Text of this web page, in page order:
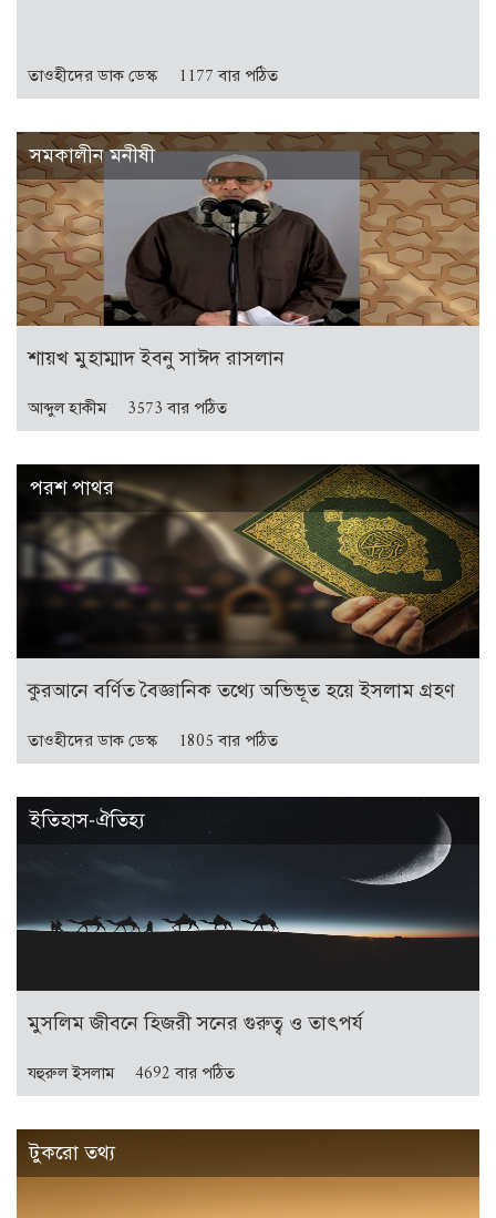
তাওহীদের ডাক ডেস্ক 1177 বার পঠিত
সমকালীন মনীষী
শায়খ মুহাম্মাদ ইবনু সাঈদ রাসলান
আব্দুল হাকীম 3573 বার পঠিত
পরশ পাথর
কুরআনে বর্ণিত বৈজ্ঞানিক তথ্যে অভিভূত হয়ে ইসলাম গ্রহণ
তাওহীদের ডাক ডেস্ক 1805 বার পঠিত
ইতিহাস-ঐতিহ্য
মুসলিম জীবনে হিজরী সনের গুরুত্ব ও তাৎপর্য
যহুরুল ইসলাম 4692 বার পঠিত
টুকরো তথ্য